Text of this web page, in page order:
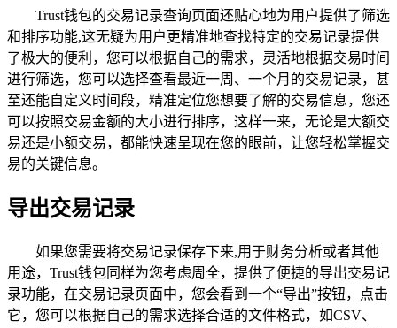
Trust钱包的交易记录查询页面还贴心地为用户提供了筛选
和排序功能,这无疑为用户更精准地查找特定的交易记录提供
了极大的便利，您可以根据自己的需求，灵活地根据交易时间
进行筛选，您可以选择查看最近一周、一个月的交易记录，甚
至还能自定义时间段，精准定位您想要了解的交易信息，您还
可以按照交易金额的大小进行排序，这样一来，无论是大额交
易还是小额交易，都能快速呈现在您的眼前，让您轻松掌握交
易的关键信息。
导出交易记录
如果您需要将交易记录保存下来,用于财务分析或者其他
用途，Trust钱包同样为您考虑周全，提供了便捷的导出交易记
录功能，在交易记录页面中，您会看到一个“导出”按钮，点击
它，您可以根据自己的需求选择合适的文件格式，如CSV、